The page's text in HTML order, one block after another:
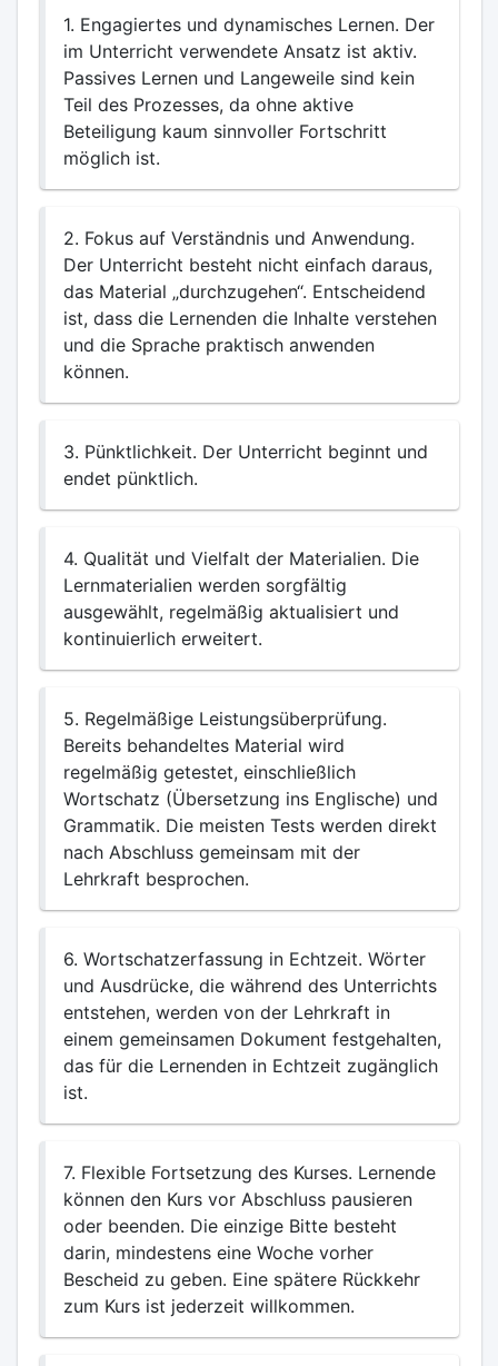
1. Engagiertes und dynamisches Lernen. Der
im Unterricht verwendete Ansatz ist aktiv.
Passives Lernen und Langeweile sind kein
Teil des Prozesses, da ohne aktive
Beteiligung kaum sinnvoller Fortschritt
möglich ist.
2. Fokus auf Verständnis und Anwendung.
Der Unterricht besteht nicht einfach daraus,
das Material „durchzugehen“. Entscheidend
ist, dass die Lernenden die Inhalte verstehen
und die Sprache praktisch anwenden
können.
3. Pünktlichkeit. Der Unterricht beginnt und
endet pünktlich.
4. Qualität und Vielfalt der Materialien. Die
Lernmaterialien werden sorgfältig
ausgewählt, regelmäßig aktualisiert und
kontinuierlich erweitert.
5. Regelmäßige Leistungsüberprüfung.
Bereits behandeltes Material wird
regelmäßig getestet, einschließlich
Wortschatz (Übersetzung ins Englische) und
Grammatik. Die meisten Tests werden direkt
nach Abschluss gemeinsam mit der
Lehrkraft besprochen.
6. Wortschatzerfassung in Echtzeit. Wörter
und Ausdrücke, die während des Unterrichts
entstehen, werden von der Lehrkraft in
einem gemeinsamen Dokument festgehalten,
das für die Lernenden in Echtzeit zugänglich
ist.
7. Flexible Fortsetzung des Kurses. Lernende
können den Kurs vor Abschluss pausieren
oder beenden. Die einzige Bitte besteht
darin, mindestens eine Woche vorher
Bescheid zu geben. Eine spätere Rückkehr
zum Kurs ist jederzeit willkommen.